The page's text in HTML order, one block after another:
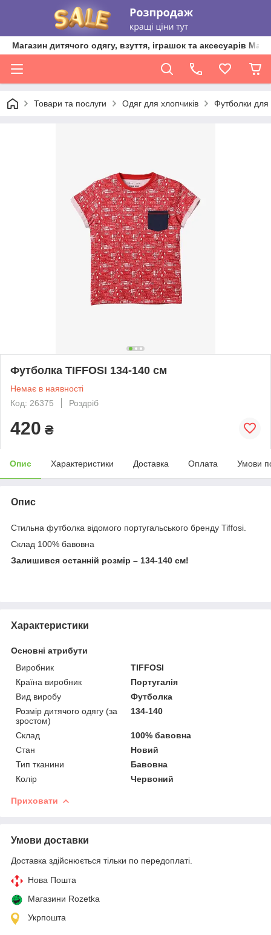
Магазин дитячого одягу, взуття, іграшок та аксесуарів
Товари та послуги Одяг для хлопчиків Футболки для
Футболка TIFFOSI 134-140 см
Немає в наявності
Код: 26375
Роздріб
420 ₴
Опис Характеристики Доставка Оплата Умови
Опис
Стильна футболка відомого португальського бренду Tiffosi.
Склад 100% бавовна
Залишився останній розмір – 134-140 см!
Характеристики
Основні атрибути
Виробник
TIFFOSI
Країна виробник
Португалія
Вид виробу
Футболка
Розмір дитячого одягу (за
зростом)
134-140
Склад
100% бавовна
Стан
Новий
Тип тканини
Бавовна
Колір
Червоний
Приховати
Умови доставки
Доставка здійснюється тільки по передоплаті.
Нова Пошта
Магазини Rozetka
Укрпошта